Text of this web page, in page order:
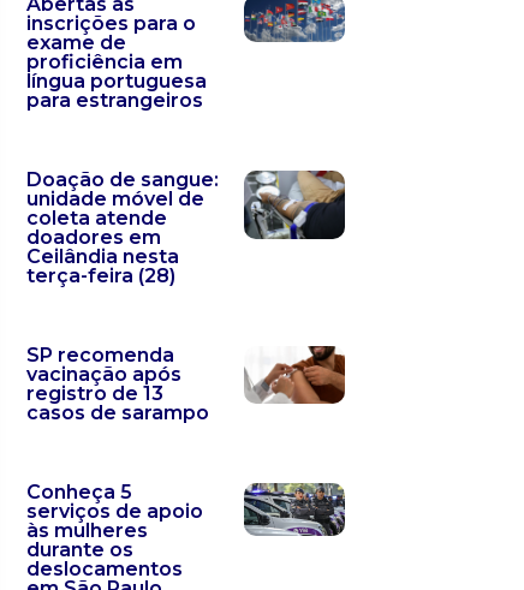
Abertas as
inscrições para o
exame de
proficiência em
língua portuguesa
para estrangeiros
Doação de sangue:
unidade móvel de
coleta atende
doadores em
Ceilândia nesta
terça-feira (28)
SP recomenda
vacinação após
registro de 13
casos de sarampo
Conheça 5
serviços de apoio
às mulheres
durante os
deslocamentos